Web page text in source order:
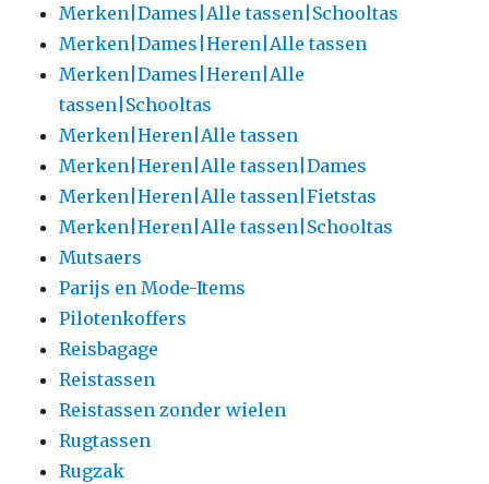
Merken|Dames|Alle tassen|Schooltas
Merken|Dames|Heren|Alle tassen
Merken|Dames|Heren|Alle
tassen|Schooltas
Merken|Heren|Alle tassen
Merken|Heren|Alle tassen|Dames
Merken|Heren|Alle tassen|Fietstas
Merken|Heren|Alle tassen|Schooltas
Mutsaers
Parijs en Mode-Items
Pilotenkoffers
Reisbagage
Reistassen
Reistassen zonder wielen
Rugtassen
Rugzak